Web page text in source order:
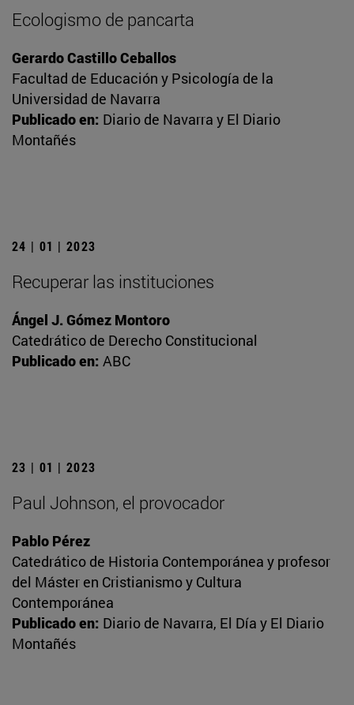
Ecologismo de pancarta
Gerardo Castillo Ceballos
Facultad de Educación y Psicología de la
Universidad de Navarra
Publicado en: Diario de Navarra y El Diario
Montañés
24 | 01 | 2023
Recuperar las instituciones
Ángel J. Gómez Montoro
Catedrático de Derecho Constitucional
Publicado en: ABC
23 | 01 | 2023
Paul Johnson, el provocador
Pablo Pérez
Catedrático de Historia Contemporánea y profesor
del Máster en Cristianismo y Cultura
Contemporánea
Publicado en: Diario de Navarra, El Día y El Diario
Montañés